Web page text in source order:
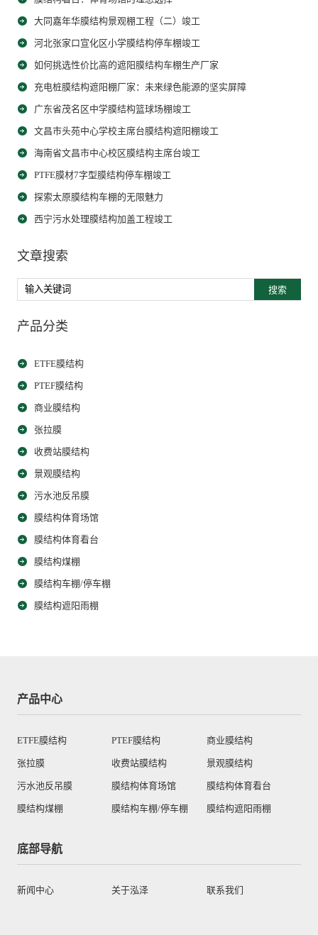
大同嘉年华膜结构景观棚工程（二）竣工
河北张家口宣化区小学膜结构停车棚竣工
如何挑选性价比高的遮阳膜结构车棚生产厂家
充电桩膜结构遮阳棚厂家：未来绿色能源的坚实屏障
广东省茂名区中学膜结构篮球场棚竣工
文昌市头苑中心学校主席台膜结构遮阳棚竣工
海南省文昌市中心校区膜结构主席台竣工
PTFE膜材7字型膜结构停车棚竣工
探索太原膜结构车棚的无限魅力
西宁污水处理膜结构加盖工程竣工
文章搜索
搜索
产品分类
ETFE膜结构
PTEF膜结构
商业膜结构
张拉膜
收费站膜结构
景观膜结构
污水池反吊膜
膜结构体育场馆
膜结构体育看台
膜结构煤棚
膜结构车棚/停车棚
膜结构遮阳雨棚
产品中心
ETFE膜结构 PTEF膜结构 商业膜结构
张拉膜 收费站膜结构 景观膜结构
污水池反吊膜 膜结构体育场馆 膜结构体育看台
膜结构煤棚 膜结构车棚/停车棚 膜结构遮阳雨棚
底部导航
新闻中心 关于泓泽 联系我们